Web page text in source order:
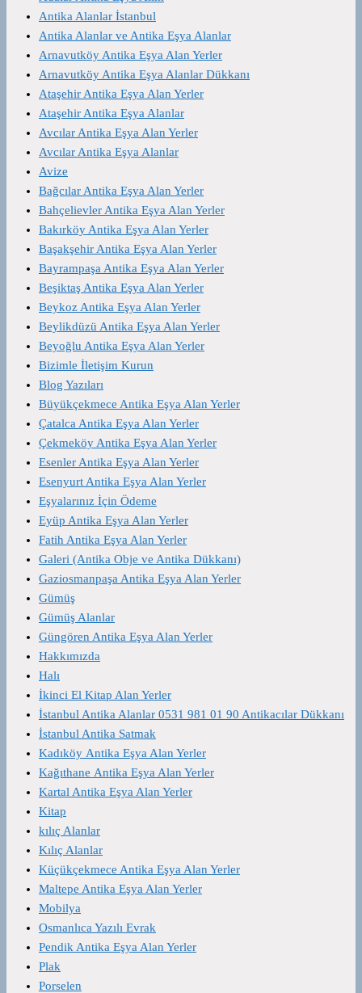
Antika Alanlar İstanbul
Antika Alanlar ve Antika Eşya Alanlar
Arnavutköy Antika Eşya Alan Yerler
Arnavutköy Antika Eşya Alanlar Dükkanı
Ataşehir Antika Eşya Alan Yerler
Ataşehir Antika Eşya Alanlar
Avcılar Antika Eşya Alan Yerler
Avcılar Antika Eşya Alanlar
Avize
Bağcılar Antika Eşya Alan Yerler
Bahçelievler Antika Eşya Alan Yerler
Bakırköy Antika Eşya Alan Yerler
Başakşehir Antika Eşya Alan Yerler
Bayrampaşa Antika Eşya Alan Yerler
Beşiktaş Antika Eşya Alan Yerler
Beykoz Antika Eşya Alan Yerler
Beylikdüzü Antika Eşya Alan Yerler
Beyoğlu Antika Eşya Alan Yerler
Bizimle İletişim Kurun
Blog Yazıları
Büyükçekmece Antika Eşya Alan Yerler
Çatalca Antika Eşya Alan Yerler
Çekmeköy Antika Eşya Alan Yerler
Esenler Antika Eşya Alan Yerler
Esenyurt Antika Eşya Alan Yerler
Eşyalarınız İçin Ödeme
Eyüp Antika Eşya Alan Yerler
Fatih Antika Eşya Alan Yerler
Galeri (Antika Obje ve Antika Dükkanı)
Gaziosmanpaşa Antika Eşya Alan Yerler
Gümüş
Gümüş Alanlar
Güngören Antika Eşya Alan Yerler
Hakkımızda
Halı
İkinci El Kitap Alan Yerler
İstanbul Antika Alanlar 0531 981 01 90 Antikacılar Dükkanı
İstanbul Antika Satmak
Kadıköy Antika Eşya Alan Yerler
Kağıthane Antika Eşya Alan Yerler
Kartal Antika Eşya Alan Yerler
Kitap
kılıç Alanlar
Kılıç Alanlar
Küçükçekmece Antika Eşya Alan Yerler
Maltepe Antika Eşya Alan Yerler
Mobilya
Osmanlıca Yazılı Evrak
Pendik Antika Eşya Alan Yerler
Plak
Porselen